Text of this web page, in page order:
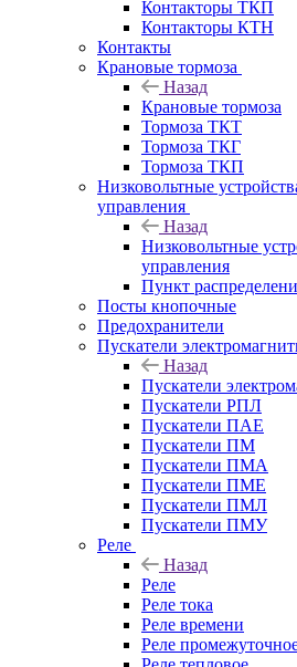
Контакторы ТКП
Контакторы КТН
Контакты
Крановые тормоза
Назад
Крановые тормоза
Тормоза ТКТ
Тормоза ТКГ
Тормоза ТКП
Низковольтные
управления
Назад
Низковольтные
управления
Пункт
Посты кнопочные
Предохранители
Пускатели
Назад
Пускатели
Пускатели РПЛ
Пускатели ПАЕ
Пускатели ПМ
Пускатели ПМА
Пускатели ПМЕ
Пускатели ПМЛ
Пускатели ПМУ
Реле
Назад
Реле
Реле тока
Реле времени
Реле